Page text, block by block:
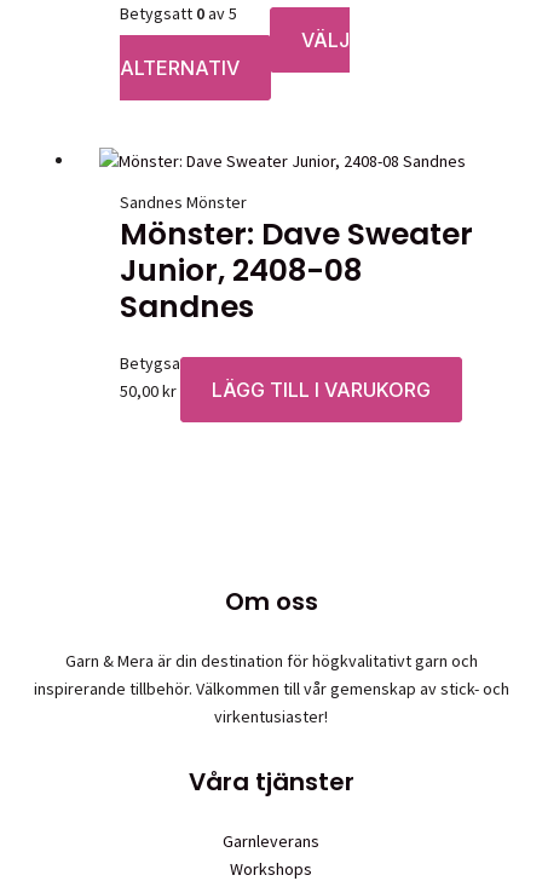
Betygsatt 0av 5
390,00kr–965,00krPrisintervall:
390,00 kr
till
VÄLJ
ALTERNATIV
Den
här
har
De
olika
produktsidan
Sandnes Mönster
Mönster: Dave Sweater
Junior, 2408-08
Sandnes
Betygsatt0av 5
50,00kr LÄGG TILL I VARUKORG
Om oss
Garn & Mera är din destination för högkvalitativt garn och
inspirerande tillbehör. Välkommen till vår gemenskap av stick- och
virkentusiaster!
Våra tjänster
Garnleverans
Workshops